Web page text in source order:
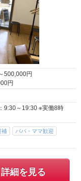
500,000円
円
9:30～19:30 ※実働8時
補
パパ・ママ歓迎
詳細を見る